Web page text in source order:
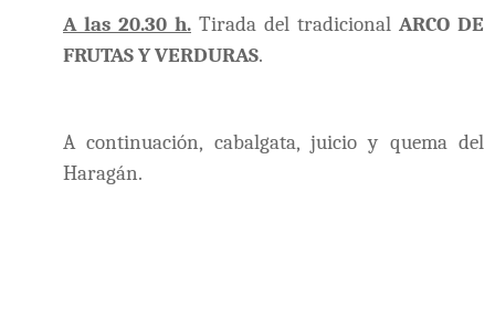
A las 20.30 h. Tirada del tradicional ARCO DE
FRUTAS Y VERDURAS.
A continuación, cabalgata, juicio y quema del
Haragán.